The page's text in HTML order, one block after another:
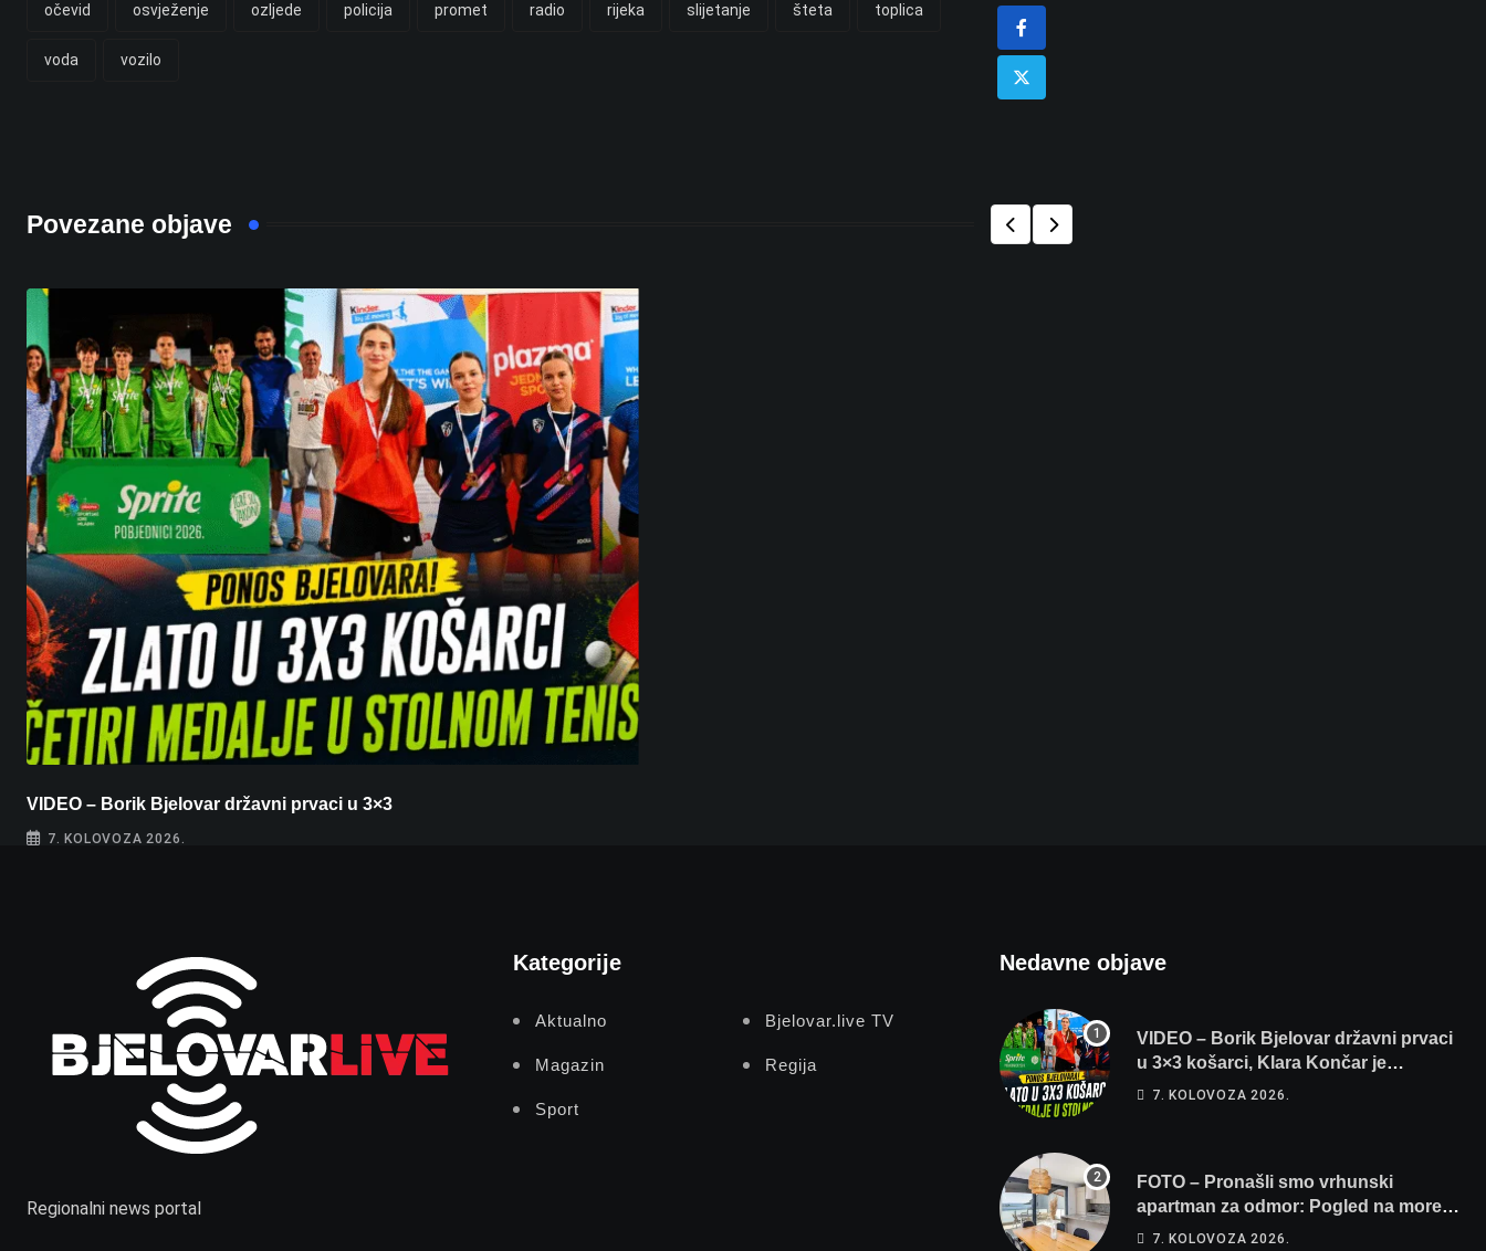
očevid osvježenje ozljede policija promet radio rijeka slijetanje šteta toplica
voda vozilo
Povezane objave
VIDEO – Borik Bjelovar državni prvaci u 3×3
7. KOLOVOZA 2026.
Regionalni news portal
Kategorije
Aktualno Bjelovar.live TV
Magazin Regija
Sport
Nedavne objave
VIDEO – Borik Bjelovar državni prvaci
u 3×3 košarci, Klara Končar je
prvakinja Hrvatske u stolnom tenisu!
7. KOLOVOZA 2026.
FOTO – Pronašli smo vrhunski
apartman za odmor: Pogled na more,
tri spavaće sobe i terasa koja osvaja
7. KOLOVOZA 2026.